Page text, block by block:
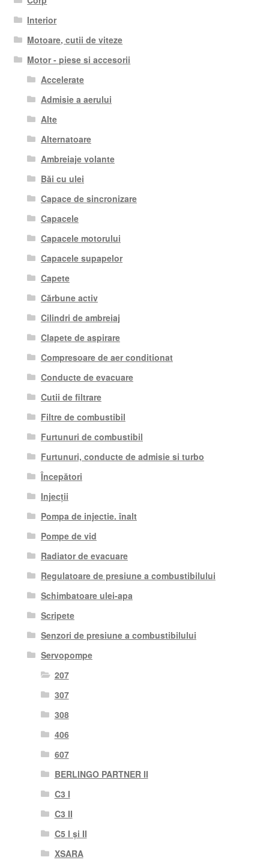
Interior
Motoare, cutii de viteze
Motor - piese si accesorii
Accelerate
Admisie a aerului
Alte
Alternatoare
Ambreiaje volante
Băi cu ulei
Capace de sincronizare
Capacele
Capacele motorului
Capacele supapelor
Capete
Cărbune activ
Cilindri de ambreiaj
Clapete de aspirare
Compresoare de aer conditionat
Conducte de evacuare
Cutii de filtrare
Filtre de combustibil
Furtunuri de combustibil
Furtunuri, conducte de admisie si turbo
Începători
Injecții
Pompa de injectie. înalt
Pompe de vid
Radiator de evacuare
Regulatoare de presiune a combustibilului
Schimbatoare ulei-apa
Scripete
Senzori de presiune a combustibilului
Servopompe
207
307
308
406
607
BERLINGO PARTNER II
C3 I
C3 II
C5 I și II
XSARA